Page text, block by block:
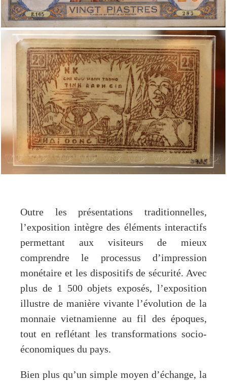
Outre les présentations traditionnelles,
l’exposition intègre des éléments interactifs
permettant aux visiteurs de mieux
comprendre le processus d’impression
monétaire et les dispositifs de sécurité. Avec
plus de 1 500 objets exposés, l’exposition
illustre de manière vivante l’évolution de la
monnaie vietnamienne au fil des époques,
tout en reflétant les transformations socio-
économiques du pays.
Bien plus qu’un simple moyen d’échange, la